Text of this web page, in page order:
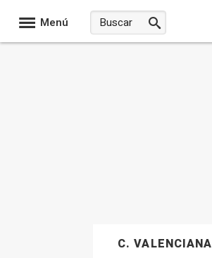
Menú
C. VALENCIANA